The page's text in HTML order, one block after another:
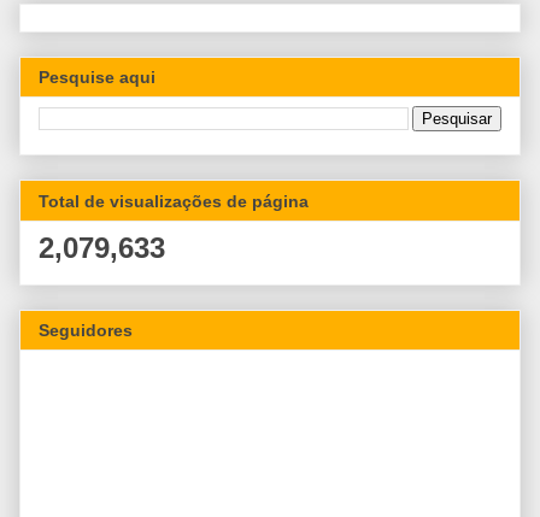
Pesquise aqui
Total de visualizações de página
2,079,633
Seguidores